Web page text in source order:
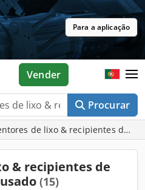
Para a aplicação
Procurar
Vender
de lixo & recipientes de
& recipientes de
(15)